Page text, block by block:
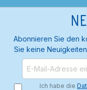
Abonnieren Sie den
Sie keine
Ich habe die